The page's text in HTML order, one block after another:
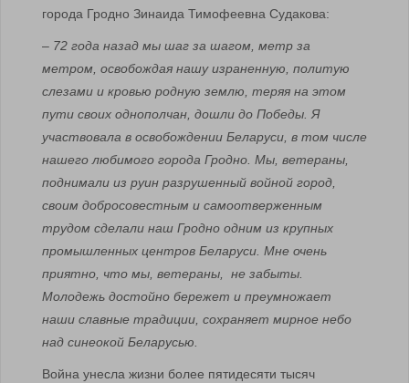
города Гродно Зинаида Тимофеевна Судакова:
– 72 года назад мы шаг за шагом, метр за
метром, освобождая нашу израненную, политую
слезами и кровью родную землю, теряя на этом
пути своих однополчан, дошли до Победы. Я
участвовала в освобождении Беларуси, в том числе
нашего любимого города Гродно. Мы, ветераны,
поднимали из руин разрушенный войной город,
своим добросовестным и самоотверженным
трудом сделали наш Гродно одним из крупных
промышленных центров Беларуси. Мне очень
приятно, что мы, ветераны, не забыты.
Молодежь достойно бережет и преумножает
наши славные традиции, сохраняет мирное небо
над синеокой Беларусью.
Война унесла жизни более пятидесяти тысяч